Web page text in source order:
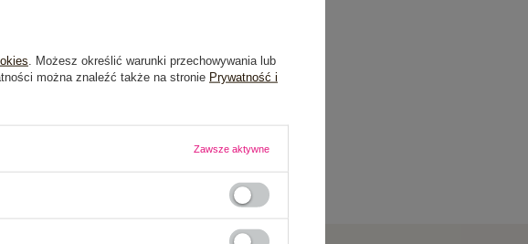
. Możesz określić warunki przechowywania lub
można znaleźć także na stronie Prywatność i
Zawsze aktywne